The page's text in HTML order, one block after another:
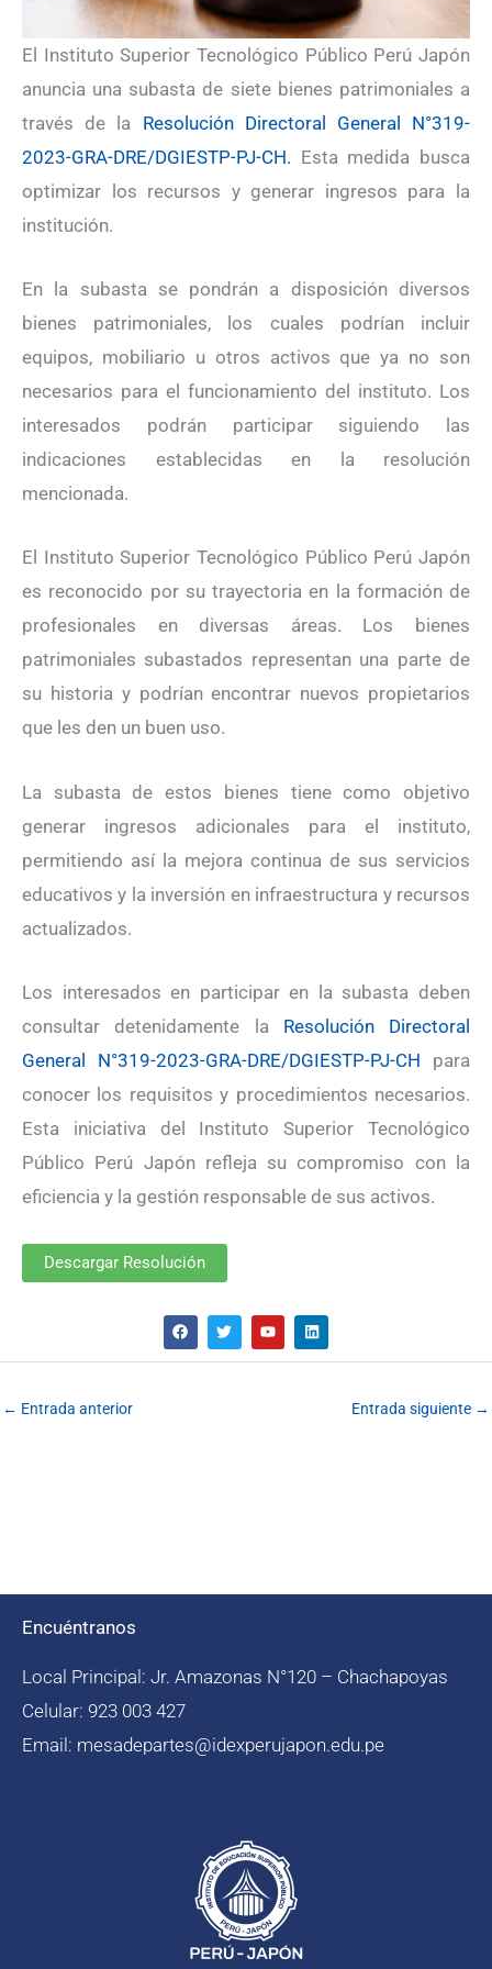
El Instituto Superior Tecnológico Público Perú Japón
anuncia una subasta de siete bienes patrimoniales a
través de la Resolución Directoral General N°319-
2023-GRA-DRE/DGIESTP-PJ-CH. Esta medida busca
optimizar los recursos y generar ingresos para la
institución.
En la subasta se pondrán a disposición diversos
bienes patrimoniales, los cuales podrían incluir
equipos, mobiliario u otros activos que ya no son
necesarios para el funcionamiento del instituto. Los
interesados podrán participar siguiendo las
indicaciones establecidas en la resolución
mencionada.
El Instituto Superior Tecnológico Público Perú Japón
es reconocido por su trayectoria en la formación de
profesionales en diversas áreas. Los bienes
patrimoniales subastados representan una parte de
su historia y podrían encontrar nuevos propietarios
que les den un buen uso.
La subasta de estos bienes tiene como objetivo
generar ingresos adicionales para el instituto,
permitiendo así la mejora continua de sus servicios
educativos y la inversión en infraestructura y recursos
actualizados.
Los interesados en participar en la subasta deben
consultar detenidamente la Resolución Directoral
General N°319-2023-GRA-DRE/DGIESTP-PJ-CH para
conocer los requisitos y procedimientos necesarios.
Esta iniciativa del Instituto Superior Tecnológico
Público Perú Japón refleja su compromiso con la
eficiencia y la gestión responsable de sus activos.
Descargar Resolución
F
a
c
e
T
w
i
t
o
u
t
L
i
n
k
← Entrada anterior Entrada siguiente →
Encuéntranos
Local Principal: Jr. Amazonas N°120 – Chachapoyas
Celular: 923 003 427
Email: mesadepartes@idexperujapon.edu.pe